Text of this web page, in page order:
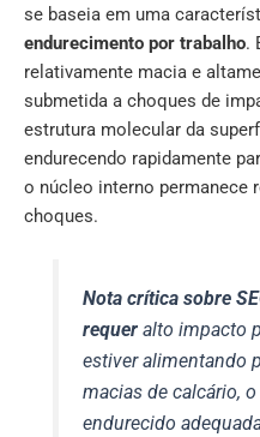
se baseia em uma
endurecimento por trabalho.
relativamente macia e
submetida a choques de
estrutura molecular da
endurecendo rapidamente
o núcleo interno permanece
choques.
Nota crítica sobre
requer alto impacto
estiver alimentando
macias de calcário,
endurecido